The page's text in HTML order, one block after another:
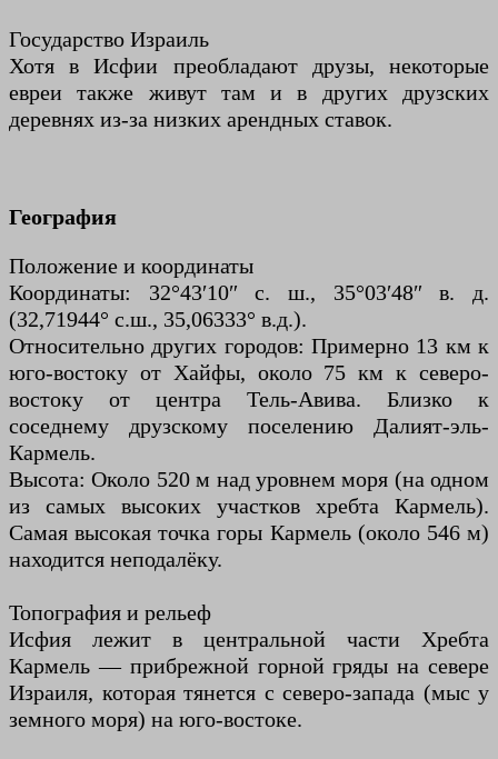
Государство Израиль
Хотя в Исфии преобладают друзы, некоторые
евреи также живут там и в других друзских
деревнях из-за низких арендных ставок.
География
Положение и координаты
Координаты: 32°43′10″ с. ш., 35°03′48″ в. д.
(32,71944° с.ш., 35,06333° в.д.).
Относительно других городов: Примерно 13 км к
юго-востоку от Хайфы, около 75 км к северо-
востоку от центра Тель-Авива. Близко к
соседнему друзскому поселению Далият-эль-
Кармель.
Высота: Около 520 м над уровнем моря (на одном
из самых высоких участков хребта Кармель).
Самая высокая точка горы Кармель (около 546 м)
находится неподалёку.
Топография и рельеф
Исфия лежит в центральной части Хребта
Кармель — прибрежной горной гряды на севере
Израиля, которая тянется с северо-запада (мыс у
земного моря) на юго-востоке.